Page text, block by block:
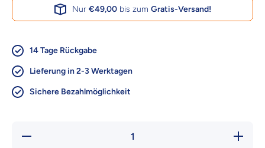
Nur €49,00bis zum Gratis-Versand!
14 Tage Rückgabe
Lieferung in 2-3 Werktagen
Sichere Bezahlmöglichkeit
Verringere
Erhöhe
Menge